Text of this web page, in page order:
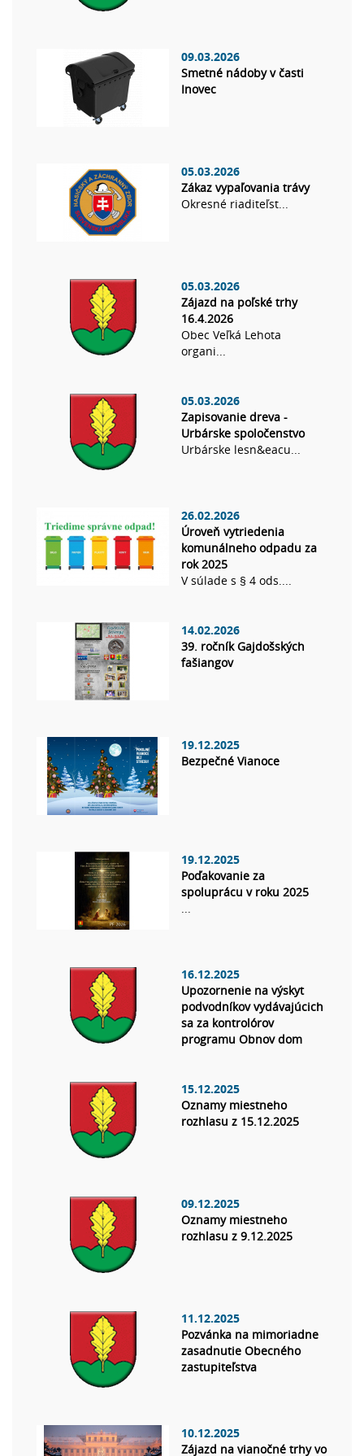
09.03.2026
Smetné nádoby v časti
Inovec
05.03.2026
Zákaz vypaľovania trávy
Okresné riaditeľst...
05.03.2026
Zájazd na poľské trhy
16.4.2026
Obec Veľká Lehota
organi...
05.03.2026
Zapisovanie dreva -
Urbárske spoločenstvo
Urbárske lesn&eacu...
26.02.2026
Úroveň vytriedenia
komunálneho odpadu za
rok 2025
V súlade s § 4 ods....
14.02.2026
39. ročník Gajdošských
fašiangov
19.12.2025
Bezpečné Vianoce
19.12.2025
Poďakovanie za
spoluprácu v roku 2025
...
16.12.2025
Upozornenie na výskyt
podvodníkov vydávajúcich
sa za kontrolórov
programu Obnov dom
15.12.2025
Oznamy miestneho
rozhlasu z 15.12.2025
09.12.2025
Oznamy miestneho
rozhlasu z 9.12.2025
11.12.2025
Pozvánka na mimoriadne
zasadnutie Obecného
zastupiteľstva
10.12.2025
Zájazd na vianočné trhy vo